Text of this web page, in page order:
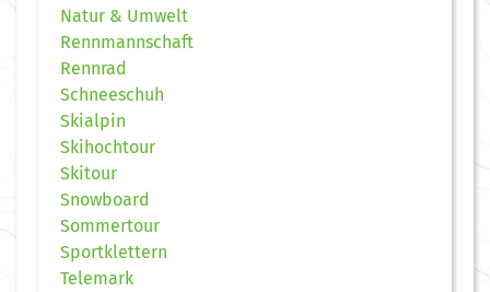
Natur & Umwelt
Rennmannschaft
Rennrad
Schneeschuh
Skialpin
Skihochtour
Skitour
Snowboard
Sommertour
Sportklettern
Telemark